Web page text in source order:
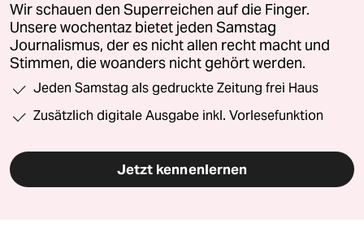
Wir schauen den Superreichen auf die Finger.
Unsere wochentaz bietet jeden Samstag
Journalismus, der es nicht allen recht macht und
Stimmen, die woanders nicht gehört werden.
Jeden Samstag als gedruckte Zeitung frei Haus
Zusätzlich digitale Ausgabe inkl. Vorlesefunktion
Jetzt kennenlernen